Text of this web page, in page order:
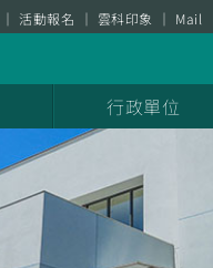
活動報名 雲科印象 Mail
行政單位